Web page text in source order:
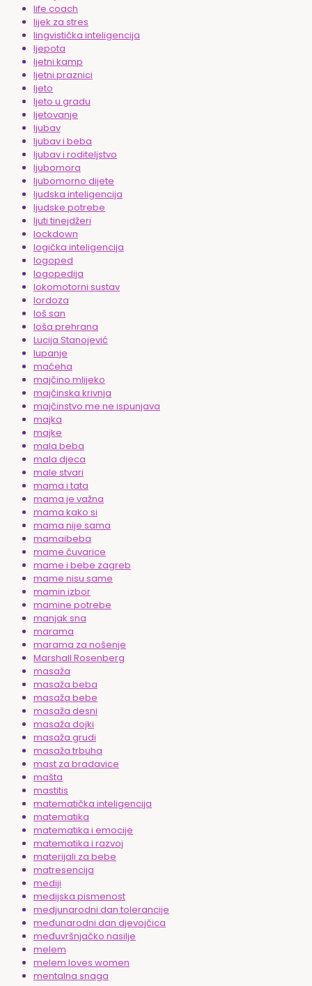
life coach
lijek za stres
lingvistička inteligencija
ljepota
ljetni kamp
ljetni praznici
ljeto
ljeto u gradu
ljetovanje
ljubav
ljubav i beba
ljubav i roditeljstvo
ljubomora
ljubomorno dijete
ljudska inteligencija
ljudske potrebe
ljuti tinejdžeri
lockdown
logička inteligencija
logoped
logopedija
lokomotorni sustav
lordoza
loš san
loša prehrana
Lucija Stanojević
lupanje
maćeha
majčino mlijeko
majčinska krivnja
majčinstvo me ne ispunjava
majka
majke
mala beba
mala djeca
male stvari
mama i tata
mama je važna
mama kako si
mama nije sama
mamaibeba
mame čuvarice
mame i bebe zagreb
mame nisu same
mamin izbor
mamine potrebe
manjak sna
marama
marama za nošenje
Marshall Rosenberg
masaža
masaža beba
masaža bebe
masaža desni
masaža dojki
masaža grudi
masaža trbuha
mast za bradavice
mašta
mastitis
matematička inteligencija
matematika
matematika i emocije
matematika i razvoj
materijali za bebe
matresencija
mediji
medijska pismenost
medjunarodni dan tolerancije
međunarodni dan djevojčica
međuvršnjačko nasilje
melem
melem loves women
mentalna snaga